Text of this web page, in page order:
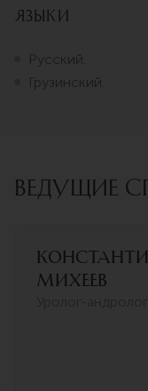
Языки
Русский.
Грузинский.
ВЕДУЩИЕ
Михеев